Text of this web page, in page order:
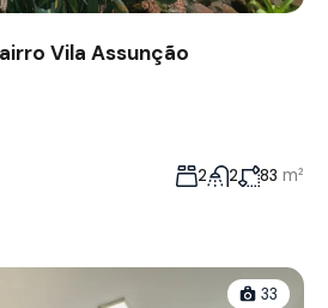
Vila Assunção
2 2 83 m²
33